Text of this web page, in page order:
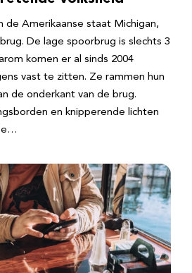
de Amerikaanse staat Michigan,
De lage spoorbrug is slechts 3
komen er al sinds 2004
vast te zitten. Ze rammen hun
de onderkant van de brug.
en knipperende lichten